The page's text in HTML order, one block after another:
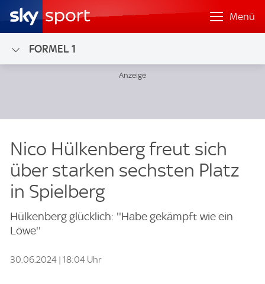
Menü
FORMEL 1
Nico Hülkenberg freut sich
über starken sechsten Platz
in Spielberg
Hülkenberg glücklich: ''Habe gekämpft wie ein
Löwe''
30.06.2024 | 18:04 Uhr